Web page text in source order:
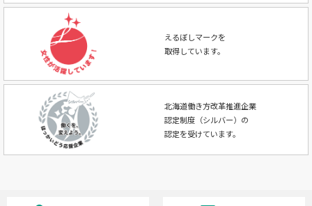
えるぼしマークを
取得しています。
北海道働き方改革推進企業
認定制度（シルバー）の
認定を受けています。